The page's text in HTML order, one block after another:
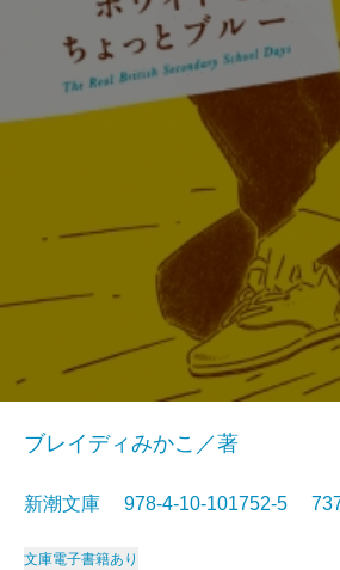
ブレイディみかこ／著
新潮文庫 978-4-10-101752-5
文庫電子書籍あり